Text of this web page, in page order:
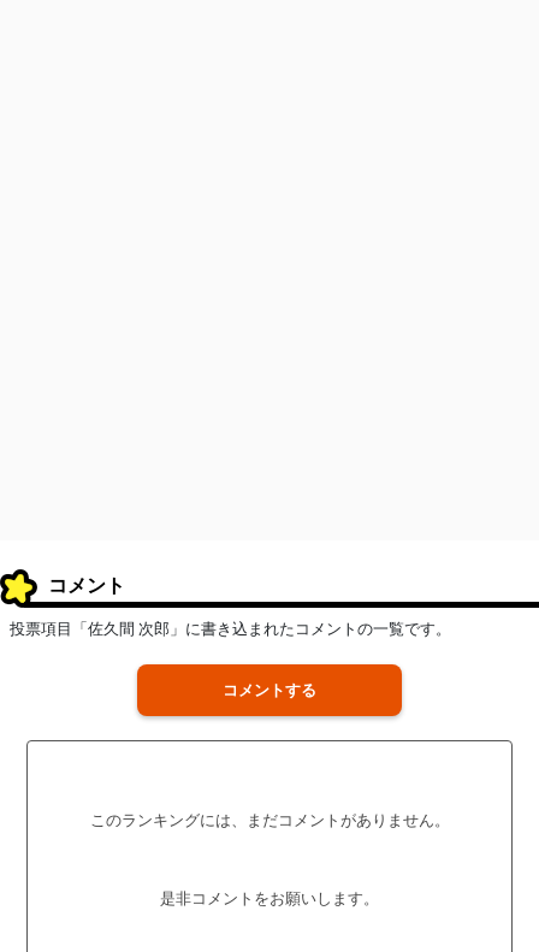
コメント
投票項目「佐久間 次郎」に書き込まれたコメントの一覧です。
コメントする
このランキングには、まだコメントがありません。
是非コメントをお願いします。